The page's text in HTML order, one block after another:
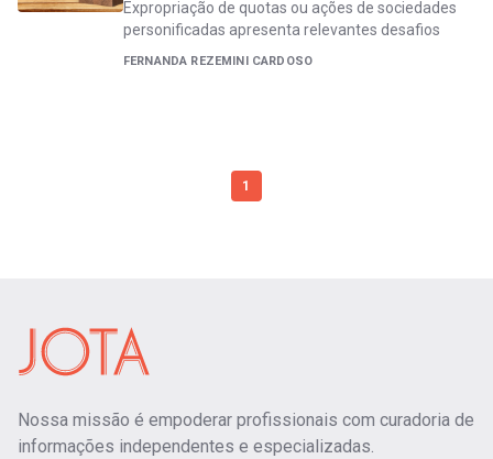
Expropriação de quotas ou ações de sociedades
personificadas apresenta relevantes desafios
FERNANDA REZEMINI CARDOSO
1
Nossa missão é empoderar profissionais com curadoria de
informações independentes e especializadas.